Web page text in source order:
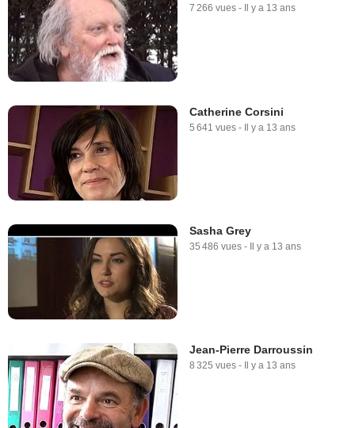
7 266 vues - Il y a 13 ans
Catherine Corsini
5 641 vues - Il y a 13 ans
Sasha Grey
35 486 vues - Il y a 13 ans
Jean-Pierre Darroussin
8 325 vues - Il y a 13 ans